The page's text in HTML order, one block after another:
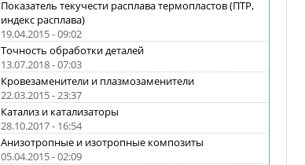
Показатель текучести расплава термопластов (ПТР,
индекс расплава)
19.04.2015 - 09:02
Точность обработки деталей
13.07.2018 - 07:03
Кровезаменители и плазмозаменители
22.03.2015 - 23:37
Катализ и катализаторы
28.10.2017 - 16:54
Анизотропные и изотропные композиты
05.04.2015 - 02:09